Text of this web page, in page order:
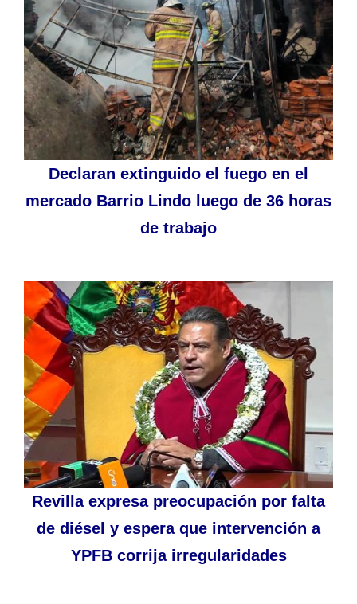
Declaran extinguido el fuego en el
mercado Barrio Lindo luego de 36 horas
de trabajo
Revilla expresa preocupación por falta
de diésel y espera que intervención a
YPFB corrija irregularidades